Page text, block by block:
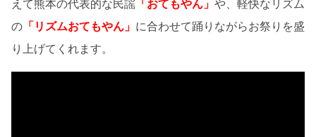
えて熊本の代表的な民謡 「おてもやん」 や、軽快なリズム
の 「リズムおてもやん」 に合わせて踊りながらお祭りを盛
り上げてくれます。